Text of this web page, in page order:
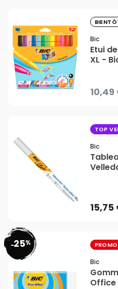
Bic
Etui
XL -
10,49
TOP
Bic
15,75
-25% PROMO
Bic
Office